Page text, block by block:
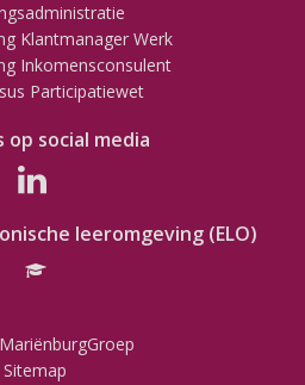
Klantmanager Werk
Inkomensconsulent
Participatiewet
op social media
leeromgeving (ELO)
Sitemap